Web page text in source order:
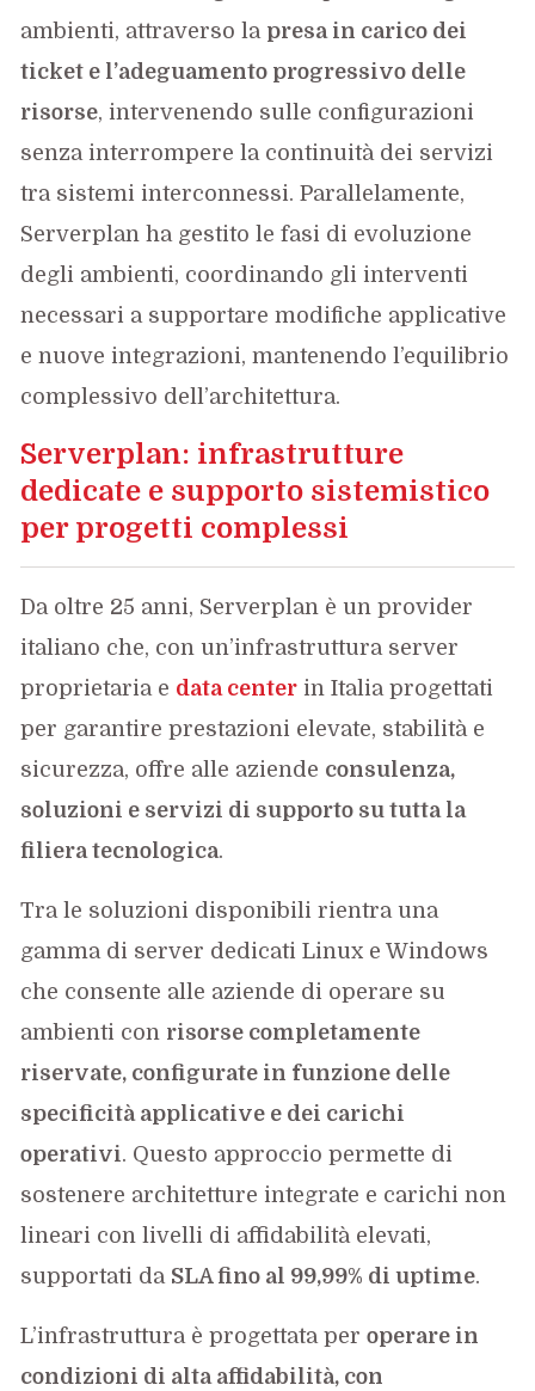
ambienti, attraverso la presa in carico dei
ticket e l’adeguamento progressivo delle
risorse, intervenendo sulle configurazioni
senza interrompere la continuità dei servizi
tra sistemi interconnessi. Parallelamente,
Serverplan ha gestito le fasi di evoluzione
degli ambienti, coordinando gli interventi
necessari a supportare modifiche applicative
e nuove integrazioni, mantenendo l’equilibrio
complessivo dell’architettura.
Serverplan: infrastrutture
dedicate e supporto sistemistico
per progetti complessi
Da oltre 25 anni, Serverplan è un provider
italiano che, con un’infrastruttura server
proprietaria e data center in Italia progettati
per garantire prestazioni elevate, stabilità e
sicurezza, offre alle aziende consulenza,
soluzioni e servizi di supporto su tutta la
filiera tecnologica.
Tra le soluzioni disponibili rientra una
gamma di server dedicati Linux e Windows
che consente alle aziende di operare su
ambienti con risorse completamente
riservate, configurate in funzione delle
specificità applicative e dei carichi
operativi. Questo approccio permette di
sostenere architetture integrate e carichi non
lineari con livelli di affidabilità elevati,
supportati da SLA fino al 99,99% di uptime.
L’infrastruttura è progettata peroperare in
condizioni di alta affidabilità, con